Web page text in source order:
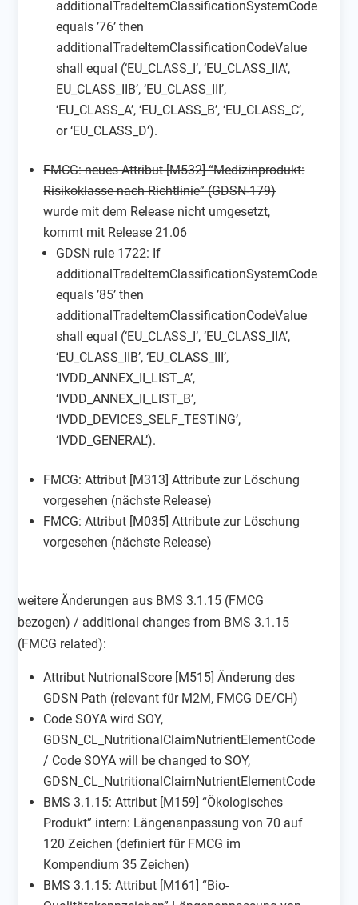
additionalTradeItemClassificationSystemCode
equals ’76’ then
additionalTradeItemClassificationCodeValue
shall equal (‘EU_CLASS_I’, ‘EU_CLASS_IIA’,
EU_CLASS_IIB’, ‘EU_CLASS_III’,
‘EU_CLASS_A’, ‘EU_CLASS_B’, ‘EU_CLASS_C’,
or ‘EU_CLASS_D’).
FMCG: neues Attribut [M532] “Medizinprodukt:
Risikoklasse nach Richtlinie” (GDSN-179)
wurde mit dem Release nicht umgesetzt,
kommt mit Release 21.06
GDSN rule 1722: If
additionalTradeItemClassificationSystemCode
equals ’85’ then
additionalTradeItemClassificationCodeValue
shall equal (‘EU_CLASS_I’, ‘EU_CLASS_IIA’,
‘EU_CLASS_IIB’, ‘EU_CLASS_III’,
‘IVDD_ANNEX_II_LIST_A’,
‘IVDD_ANNEX_II_LIST_B’,
‘IVDD_DEVICES_SELF_TESTING’,
‘IVDD_GENERAL’).
FMCG: Attribut [M313] Attribute zur Löschung
vorgesehen (nächste Release)
FMCG: Attribut [M035] Attribute zur Löschung
vorgesehen (nächste Release)
weitere Änderungen aus BMS 3.1.15 (FMCG
bezogen) / additional changes from BMS 3.1.15
(FMCG related):
Attribut NutrionalScore [M515] Änderung des
GDSN Path (relevant für M2M, FMCG DE/CH)
Code SOYA wird SOY,
GDSN_CL_NutritionalClaimNutrientElementCode
/ Code SOYA will be changed to SOY,
GDSN_CL_NutritionalClaimNutrientElementCode
BMS 3.1.15: Attribut [M159] “Ökologisches
Produkt” intern: Längenanpassung von 70 auf
120 Zeichen (definiert für FMCG im
Kompendium 35 Zeichen)
BMS 3.1.15: Attribut [M161] “Bio-